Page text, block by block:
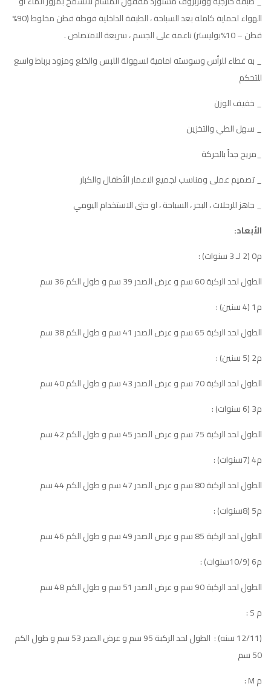
الهواء لحماية كاملة بعد السباحة ، الطبقة الداخلية فوطة قطن مخلوط (90%
قطن – 10%بوليستر) ناعمة على الجسم ، سريعة الامتصاص .
_ به غطاء للرأس وسوسته امامية لسهولة اللبس والخلع ومزود برباط واسع
للتحكم
_ خفيف الوزن
_ سهل الطي والتخزين
_مريح جداً بالحركة
_ تصميم عملى ومناسب لجميع الاعمار الأطفال والكبار
_ جاهز للرحلات ، البحر ، السباحة ، او حتى الاستخدام اليومي
الأبعاد:
م0 (2 لـ 3 سنوات) :
الطول لحد الركبة 60 سم و عرض الصدر 39 سم و طول الكم 36 سم
م1 (4 سنين) :
الطول لحد الركبة 65 سم و عرض الصدر 41 سم و طول الكم 38 سم
م2 (5 سنين) :
الطول لحد الركبة 70 سم و عرض الصدر 43 سم و طول الكم 40 سم
م3 (6 سنوات) :
الطول لحد الركبة 75 سم و عرض الصدر 45 سم و طول الكم 42 سم
م4 (7سنوات) :
الطول لحد الركبة 80 سم و عرض الصدر 47 سم و طول الكم 44 سم
م5 (8سنوات) :
الطول لحد الركبة 85 سم و عرض الصدر 49 سم و طول الكم 46 سم
م6 (10/9سنوات) :
الطول لحد الركبة 90 سم و عرض الصدر 51 سم و طول الكم 48 سم
م S :
(12/11 سنه) : الطول لحد الركبة 95 سم و عرض الصدر 53 سم و طول الكم
50 سم
م M :